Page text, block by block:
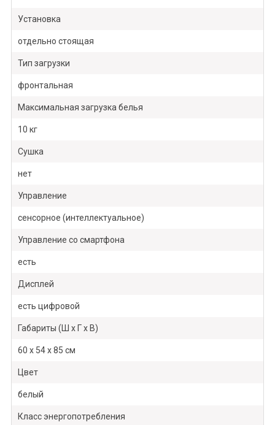
Установка
отдельно стоящая
Тип загрузки
фронтальная
Максимальная загрузка белья
10 кг
Сушка
нет
Управление
сенсорное (интеллектуальное)
Управление со смартфона
есть
Дисплей
есть цифровой
Габариты (Ш x Г x В)
60 x 54 x 85 см
Цвет
белый
Класс энергопотребления